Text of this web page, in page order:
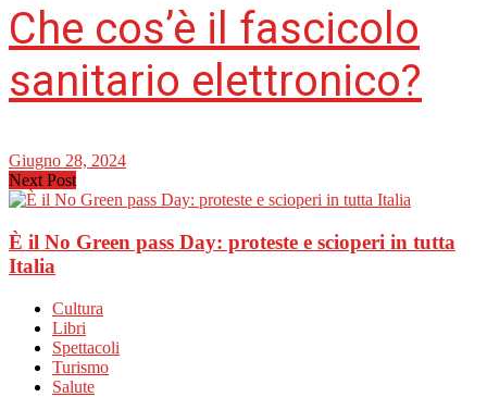
Che cos’è il fascicolo
sanitario elettronico?
Giugno 28, 2024
Next Post
È il No Green pass Day: proteste e scioperi in tutta
Italia
Cultura
Libri
Spettacoli
Turismo
Salute